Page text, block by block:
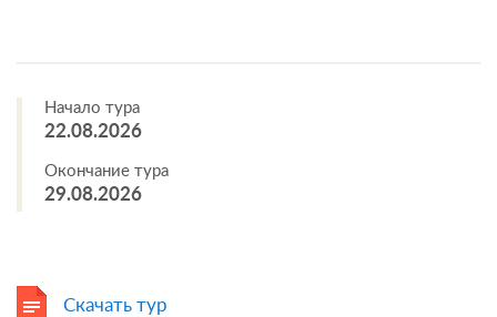
Начало тура
22.08.2026
Окончание тура
29.08.2026
Скачать тур